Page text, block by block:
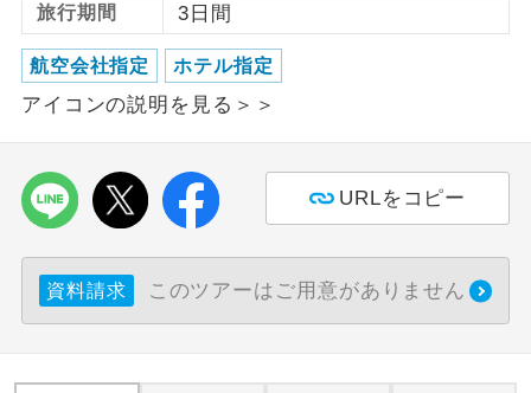
旅行期間 3日間
航空会社指定 ホテル指定
アイコンの説明を見る＞＞
URLをコピー
資料請求 このツアーはご用意がありません
ホテル指定
ご紹介するホテルを指定したコースで
す。
おひとり様バ
おひとり様でバス席を2席利⽤できま
す。